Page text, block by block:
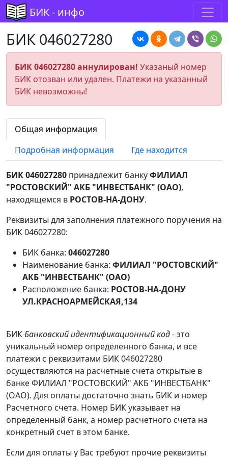
БИК - инфо
БИК 046027280
БИК 046027280 аннулирован! Указаный номер
БИК отозван или удален. Платежи на указанный
БИК невозможны!
Общая информация
Подробная информация
Где находится
БИК 046027280 принадлежит банкуФИЛИАЛ
"РОСТОВСКИЙ" АКБ "ИНВЕСТБАНК" (ОАО),
находящемся в РОСТОВ-НА-ДОНУ.
Реквизиты для заполнения платежного поручения на
БИК 046027280:
БИК банка: 046027280
Наименование банка: ФИЛИАЛ "РОСТОВСКИЙ"
АКБ "ИНВЕСТБАНК" (ОАО)
Расположение банка: РОСТОВ-НА-ДОНУ
УЛ.КРАСНОАРМЕЙСКАЯ,134
БИКБанковский идентификационный код- это
уникальный номер определенного банка, и все
платежи с реквизитами БИК 046027280
осуществляются на расчетные счета открытые в
банке ФИЛИАЛ "РОСТОВСКИЙ" АКБ "ИНВЕСТБАНК"
(ОАО). Для оплаты достаточно знать БИК и номер
Расчетного счета. Номер БИК указывает на
определенный банк, а номер расчетного счета на
конкретный счет в этом банке.
Если для оплаты у Вас требуют прочие реквизиты